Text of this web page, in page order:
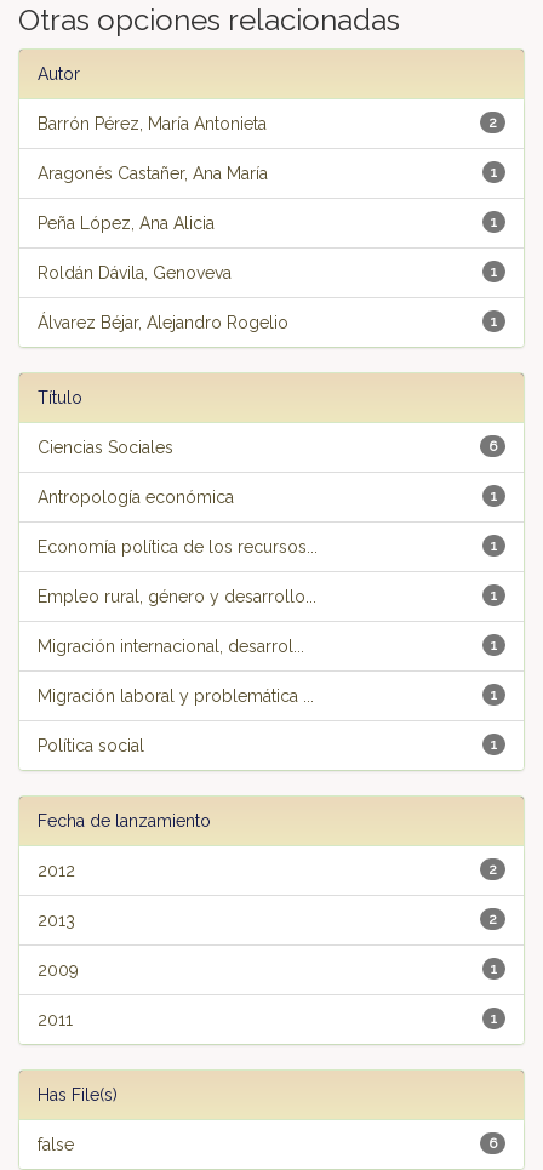
Otras opciones relacionadas
Autor
2
Barrón Pérez, María Antonieta
1
Aragonés Castañer, Ana María
1
Peña López, Ana Alicia
1
Roldán Dávila, Genoveva
1
Álvarez Béjar, Alejandro Rogelio
Título
6
Ciencias Sociales
1
Antropología económica
1
Economía política de los recursos...
1
Empleo rural, género y desarrollo...
1
Migración internacional, desarrol...
1
Migración laboral y problemática ...
1
Política social
Fecha de lanzamiento
2
2012
2
2013
1
2009
1
2011
Has File(s)
6
false